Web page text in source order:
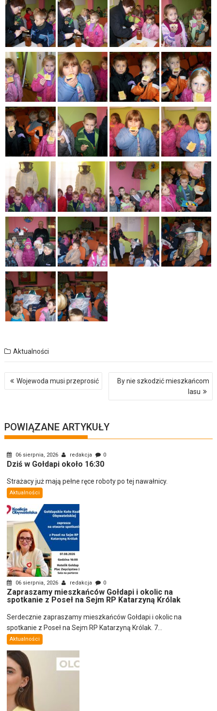
Aktualności
Nawigacja
wpisuWojewoda musi przeprosić
By nie szkodzić mieszkańcom
lasu
POWIĄZANE ARTYKUŁY
06 sierpnia, 2026 redakcja 0
Dziś w Gołdapi około 16:30
Strażacy już mają pełne ręce roboty po tej nawałnicy.
Aktualności
06 sierpnia, 2026 redakcja 0
Zapraszamy mieszkańców Gołdapi i okolic na
spotkanie z Poseł na Sejm RP Katarzyną Królak
Serdecznie zapraszamy mieszkańców Gołdapi i okolic na
spotkanie z Poseł na Sejm RP Katarzyną Królak. 7...
Aktualności